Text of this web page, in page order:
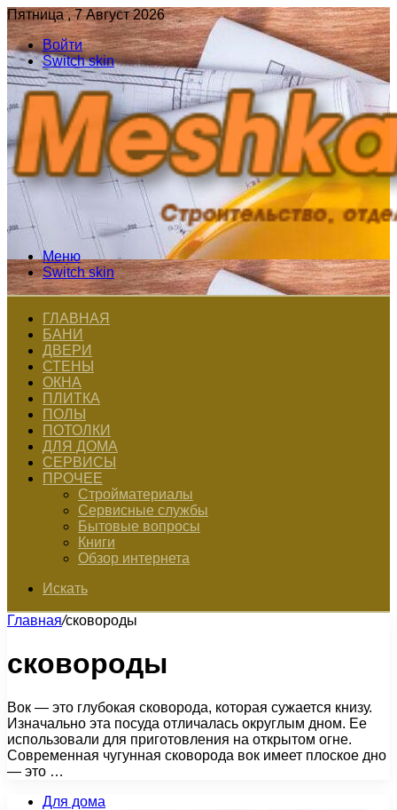
Пятница , 7 Август 2026
Войти
Switch skin
Меню
Switch skin
ГЛАВНАЯ
БАНИ
ДВЕРИ
СТЕНЫ
ОКНА
ПЛИТКА
ПОЛЫ
ПОТОЛКИ
ДЛЯ ДОМА
СЕРВИСЫ
ПРОЧЕЕ
Стройматериалы
Сервисные службы
Бытовые вопросы
Книги
Обзор интернета
Искать
Главная/сковороды
сковороды
Вок — это глубокая сковорода, которая сужается книзу.
Изначально эта посуда отличалась округлым дном. Ее
использовали для приготовления на открытом огне.
Современная чугунная сковорода вок имеет плоское дно
— это …
Для дома